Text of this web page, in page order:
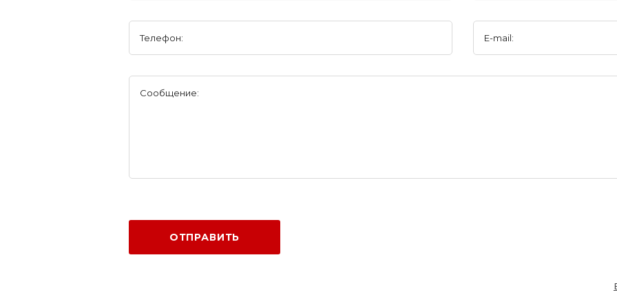
Телефон: E-mail:
Сообщение:
ОТПРАВИТЬ